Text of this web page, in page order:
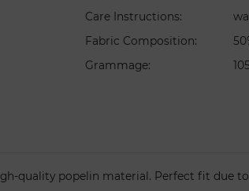
Care Instructions:
Fabric Composition:
Grammage:
quality popelin material. Perfect fit